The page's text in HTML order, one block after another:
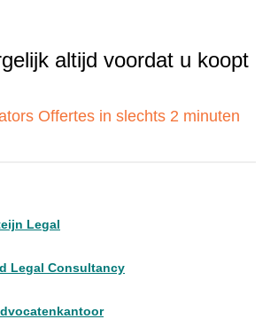
altijd voordat u koopt
Offertes in slechts 2 minuten
Legal
Legal Consultancy